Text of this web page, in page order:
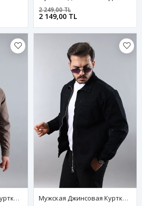
2 149,00 TL
2 249,00 TL
Мужская Джинсовая Куртка-Бомбер Оверсайз Цвета Хаки, Стираная Модель На Молнии Мужская Джинсовая Куртка-Бомбер Оверсайз Цвета Хаки, Стираная Модель На Молнии